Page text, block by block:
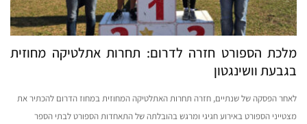
מלכת הספורט חזרה לדרום: תחרות אתלטיקה מחוזית
בגבעת וושינגטון
לאחר הפסקה של שנתיים, חזרה תחרות האתלטיקה המחוזית במחוז הדרום להכתיר את
מצטייני הספורט באירוע חגיגי ומרגש בהובלתה של התאחדות הספורט לבתי הספר